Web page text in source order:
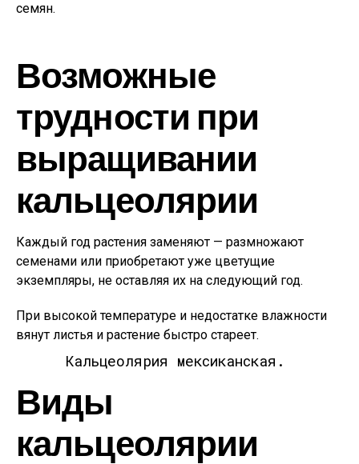
семян.
Возможные
трудности при
выращивании
кальцеолярии
Каждый год растения заменяют — размножают
семенами или приобретают уже цветущие
экземпляры, не оставляя их на следующий год.
При высокой температуре и недостатке влажности
вянут листья и растение быстро стареет.
Кальцеолярия мексиканская.
Виды
кальцеолярии